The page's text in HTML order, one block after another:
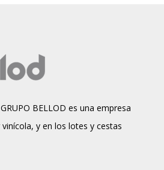
BELLOD es una empresa
y en los lotes y cestas